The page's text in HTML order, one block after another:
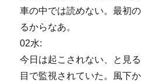
車の中では読めない。最初
るからなあ。
02水:
今日は起こされない、と見
目で監視されていた。風下